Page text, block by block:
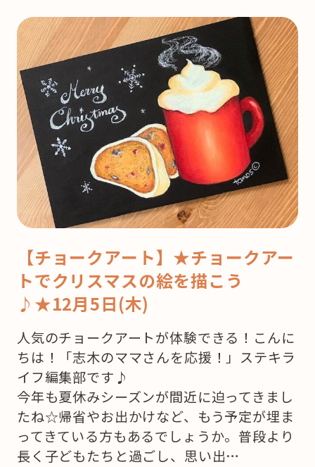
【チョークアート】★チョークアー
トでクリスマスの絵を描こう
♪★12月5日(木)
人気のチョークアートが体験できる！こんに
ちは！「志木のママさんを応援！」ステキラ
イフ編集部です♪
今年も夏休みシーズンが間近に迫ってきまし
たね☆帰省やお出かけなど、もう予定が埋ま
ってきている方もあるでしょうか。普段より
長く子どもたちと過ごし、思い出…